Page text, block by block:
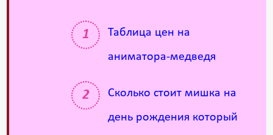
Таблица цен на
аниматора-медведя
Сколько стоит мишка на
день рождения который